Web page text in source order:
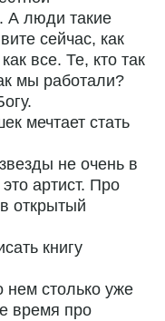
А люди такие
сейчас, как
все. Те, кто так
мы работали?
мечтает стать
не очень в
артист. Про
открытый
книгу
столько уже
время про